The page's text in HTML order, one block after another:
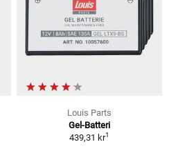
Louis Parts
Gel-Batteri
439,31 kr1